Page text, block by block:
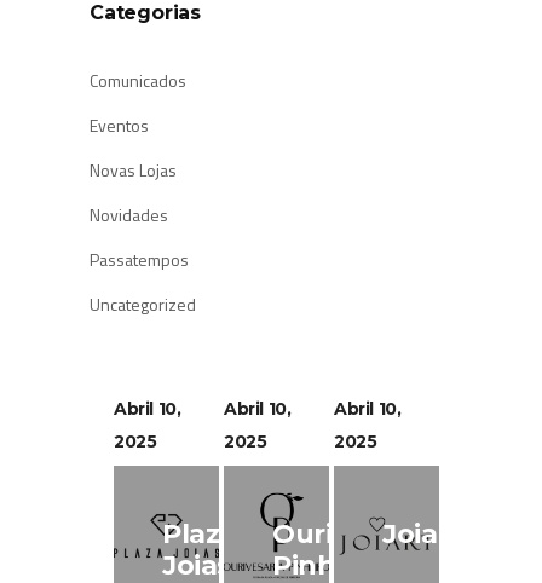
Categorias
Comunicados
Eventos
Novas Lojas
Novidades
Passatempos
Uncategorized
Abril 10,
2025
Plaza
Joias
Abril 10,
2025
Ourivesaria
Pinheiro
Abril 10,
2025
Joiart